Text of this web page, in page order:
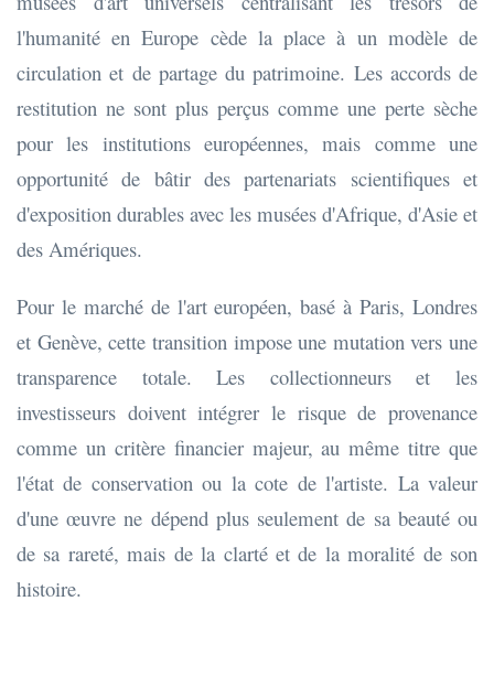
l'humanité en Europe cède la place à un modèle de
circulation et de partage du patrimoine. Les accords de
restitution ne sont plus perçus comme une perte sèche
pour les institutions européennes, mais comme une
opportunité de bâtir des partenariats scientifiques et
d'exposition durables avec les musées d'Afrique, d'Asie et
des Amériques.
Pour le marché de l'art européen, basé à Paris, Londres
et Genève, cette transition impose une mutation vers une
transparence totale. Les collectionneurs et les
investisseurs doivent intégrer le risque de provenance
comme un critère financier majeur, au même titre que
l'état de conservation ou la cote de l'artiste. La valeur
d'une œuvre ne dépend plus seulement de sa beauté ou
de sa rareté, mais de la clarté et de la moralité de son
histoire.